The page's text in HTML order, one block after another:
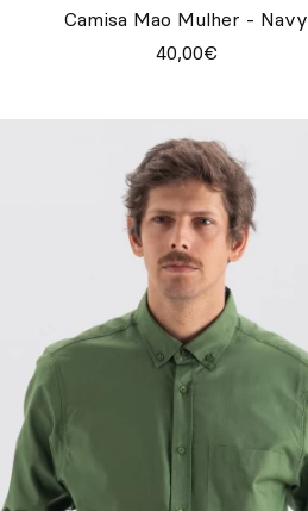
Camisa Mao Mulher - Navy
40,00€